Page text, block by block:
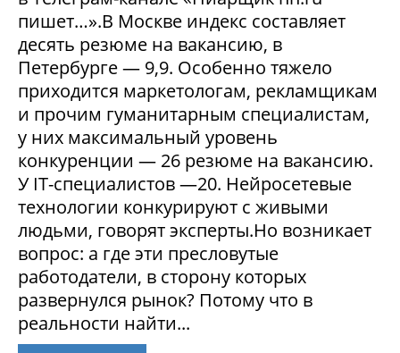
пишет…».В Москве индекс составляет
десять резюме на вакансию, в
Петербурге — 9,9. Особенно тяжело
приходится маркетологам, рекламщикам
и прочим гуманитарным специалистам,
у них максимальный уровень
конкуренции — 26 резюме на вакансию.
У IT-специалистов —20. Нейросетевые
технологии конкурируют с живыми
людьми, говорят эксперты.Но возникает
вопрос: а где эти пресловутые
работодатели, в сторону которых
развернулся рынок? Потому что в
реальности найти...